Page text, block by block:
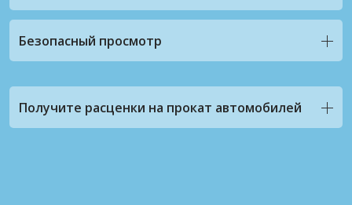
Безопасный просмотр
Получите расценки на прокат автомобилей